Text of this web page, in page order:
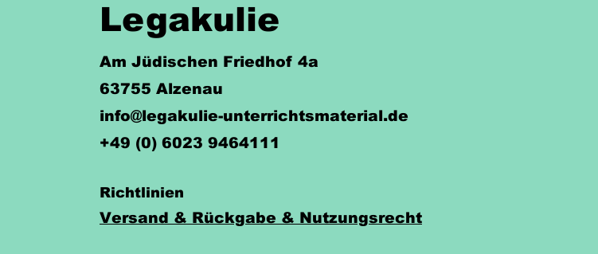
Legakulie
Am Jüdischen Friedhof 4a
63755 Alzenau
info@legakulie-unterrichtsmaterial.de
+49 (0) 6023 9464111
Richtlinien
Versand & Rückgabe & Nutzungsrecht